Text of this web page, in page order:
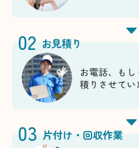
02 お見積り
お電話、も
積りさせてい
03 片付け・回収作業